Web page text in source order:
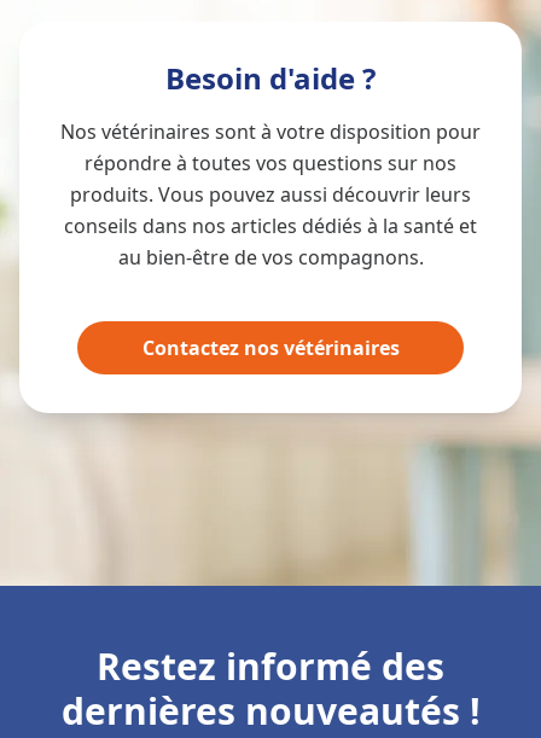
Besoin d'aide ?
Nos vétérinaires sont à votre disposition pour
répondre à toutes vos questions sur nos
produits. Vous pouvez aussi découvrir leurs
conseils dans nos articles dédiés à la santé et
au bien-être de vos compagnons.
Contactez nos vétérinaires
Restez informé des
dernières nouveautés !